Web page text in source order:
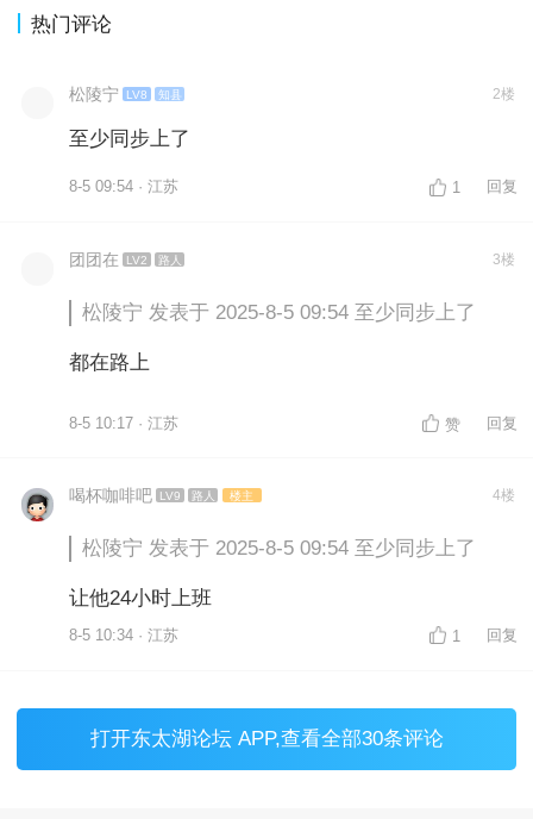
热门评论
松陵宁 LV8 知县 2楼
至少同步上了
8-5 09:54 · 江苏 1 回复
团团在 LV2 路人 3楼
松陵宁 发表于 2025-8-5 09:54 至少同步上了
都在路上
8-5 10:17 · 江苏 赞 回复
喝杯咖啡吧 LV9 路人 楼主 4楼
松陵宁 发表于 2025-8-5 09:54 至少同步上了
让他24小时上班
8-5 10:34 · 江苏 1 回复
打开东太湖论坛 APP,查看全部30条评论